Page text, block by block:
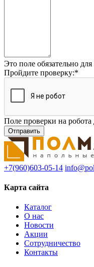
Это поле обязательно
Пройдите проверку:*
Поле проверки на
+7(960)603-05-14
Карта сайта
Каталог
О нас
Новости
Акции
Сотрудничество
Контакты